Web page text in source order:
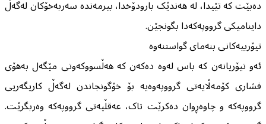
دەبێت کە تێیدا، لە هەندێک بارودۆخدا، بیرمەندە سەربەخۆکان لەگەڵ
داینامیکی گرووپەکەدا بگونجێن.
تیۆرییەکانی بنەمای گواستنەوە
ئەو تیۆریانەن که باس لەوە دەکەن کە هەڵسووکەوتی مێگەل بەهۆی
فشاری کۆمەڵایەتی گرووپەوەیە بۆ خۆگونجاندن لەگەڵ کاریگەریی
گرووپەکە و چاوەڕوان دەکرێت تاک، عەقڵیەتی گرووپەکە وەربگرێت.